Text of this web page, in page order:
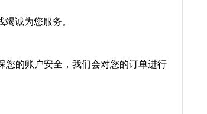
诚为您服务。
您的账户安全，我们会对您的订单进行